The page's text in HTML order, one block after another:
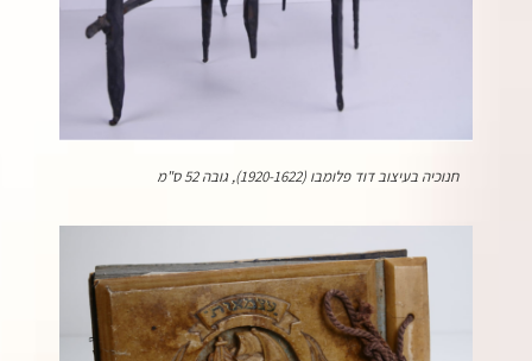
חנוכיה בעיצוב דוד פלומבו (1920-1622), גובה 52 ס"מ